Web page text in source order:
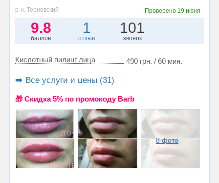
р-н. Терновский Проверено 19 июня
9.8
баллов
1
отзыв
101
звонок
Кислотный пилинг лица 490 грн. / 60 мин.
➡️ Все услуги и цены (31)
🎁 Cкидка 5% по промокоду Barb
8 фото